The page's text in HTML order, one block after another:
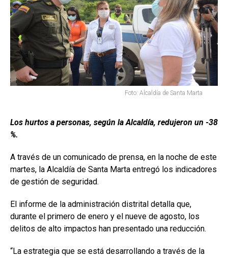
Foto: Alcaldía de Santa Marta
Los hurtos a personas, según la Alcaldía, redujeron un -38
%.
A través de un comunicado de prensa, en la noche de este
martes, la Alcaldía de Santa Marta entregó los indicadores
de gestión de seguridad.
El informe de la administración distrital detalla que,
durante el primero de enero y el nueve de agosto, los
delitos de alto impactos han presentado una reducción.
“La estrategia que se está desarrollando a través de la